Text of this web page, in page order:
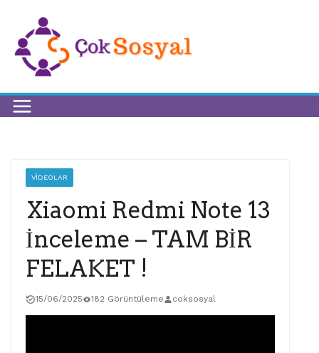
VIDEOLAR
Xiaomi Redmi Note 13
İnceleme – TAM BİR
FELAKET !
15/06/2025 182 Görüntüleme coksosyal